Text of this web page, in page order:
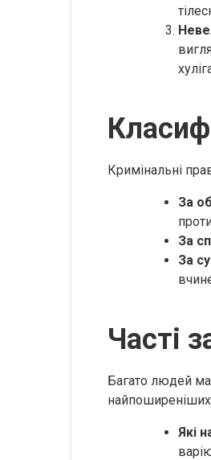
Кримінальні
За
За
За
Часті
Багато людей
Які